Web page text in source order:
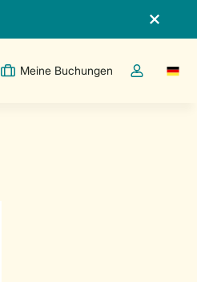
Meine Buchungen
Dropdown-